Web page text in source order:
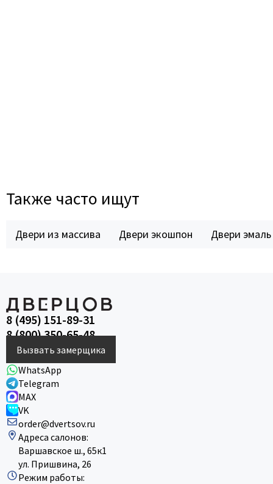
Также часто ищут
Двери из массива Двери экошпон Двери эмаль
8 (495) 151-89-31
8 (800) 350-65-48
Вызвать замерщика
WhatsApp
Telegram
MAX
VK
order@dvertsov.ru
Адреса салонов:
Варшавское ш., 65к1
ул. Пришвина, 26
Режим работы: